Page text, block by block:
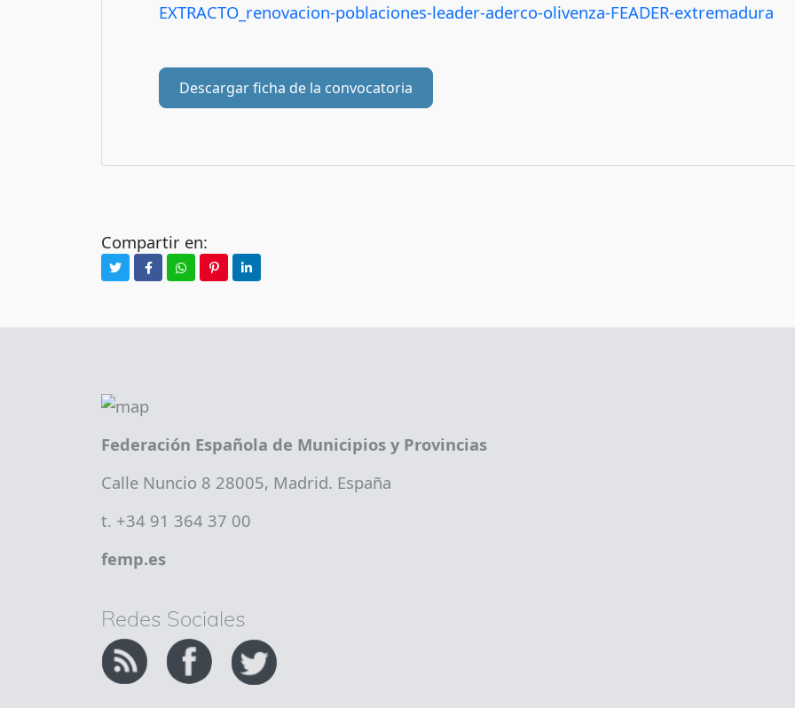
EXTRACTO_renovacion-poblaciones-leader-aderco-olivenza-FEADER-extremadura
Descargar ficha de la convocatoria
Compartir en:
Federación Española de Municipios y Provincias
Calle Nuncio 8 28005, Madrid. España
t. +34 91 364 37 00
femp.es
Redes Sociales